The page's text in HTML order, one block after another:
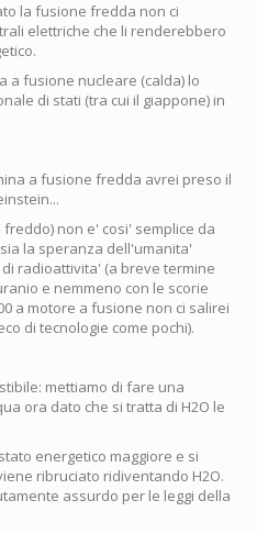
la fusione fredda non ci
elettriche che li renderebbero
a fusione nucleare (calda) lo
di stati (tra cui il giappone) in
a fusione fredda avrei preso il
non e' cosi' semplice da
la speranza dell'umanita'
radioattivita' (a breve termine
e nemmeno con le scorie
a motore a fusione non ci salirei
di tecnologie come pochi).
mettiamo di fare una
ora dato che si tratta di H2O le
energetico maggiore e si
ribruciato ridiventando H2O.
assurdo per le leggi della